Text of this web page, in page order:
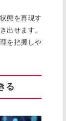
態を再現す
出せます。
を把握しや
る